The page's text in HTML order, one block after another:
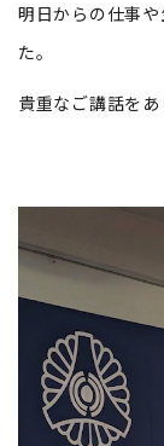
明日からの仕事
た。
貴重なご講話をあ